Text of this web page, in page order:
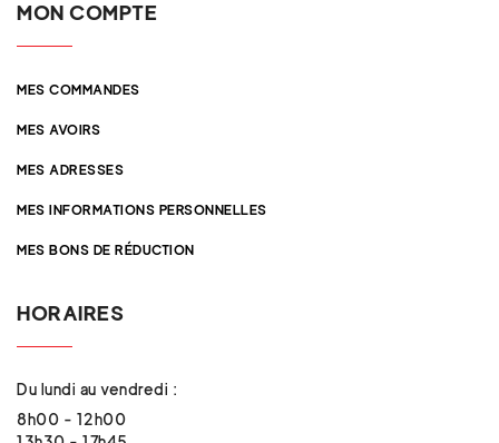
MON COMPTE
MES COMMANDES
MES AVOIRS
MES ADRESSES
MES INFORMATIONS PERSONNELLES
MES BONS DE RÉDUCTION
HORAIRES
Du lundi au vendredi :
8h00 - 12h00